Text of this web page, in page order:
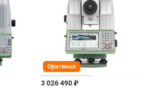
Оригинал
3 026 490 ₽